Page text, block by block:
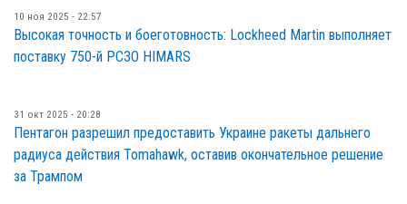
10 ноя 2025 - 22:57
Высокая точность и боеготовность: Lockheed Martin выполняет
поставку 750-й РСЗО HIMARS
31 окт 2025 - 20:28
Пентагон разрешил предоставить Украине ракеты дальнего
радиуса действия Tomahawk, оставив окончательное решение
за Трампом